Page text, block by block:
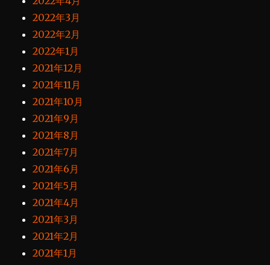
2022年3月
2022年2月
2022年1月
2021年12月
2021年11月
2021年10月
2021年9月
2021年8月
2021年7月
2021年6月
2021年5月
2021年4月
2021年3月
2021年2月
2021年1月